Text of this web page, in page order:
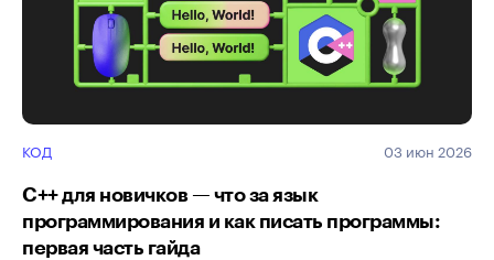
КОД 03 июн 2026
C++ для новичков — что за язык
программирования и как писать программы:
первая часть гайда